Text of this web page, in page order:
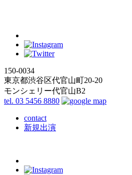
150-0034
東京都渋谷区代官山町20-20
モンシェリー代官山B2
tel. 03 5456 8880
contact
新規出演